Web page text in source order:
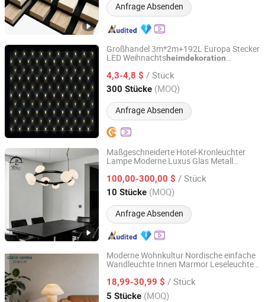
Anfrage Absenden
Großhandel 3m*2m+192L Europa Stecker
LED Weihnachtsheimdekoration
4,3-4,8 $ / Stück
300 Stücke (MOQ)
Anfrage Absenden
Yiwu Winful Artware Limited
Zhejiang, China Seit 2025
Maßgeschneiderte Hotel-Kronleuchter
Lampe Moderne Luxus Glas Metall
Kronleuchter
100,00-300,00 $ / Stück
10 Stücke (MOQ)
Anfrage Absenden
Zhongshan DLSS Lighting CO., LTD.
Guangdong, China Seit 2016
Moderne Wohnkultur Nordische einfache
Wandleuchte Innen Marmor Leseleuchte
18,99-30,99 $ / Stück
5 Stücke (MOQ)
Zhongshan Ocean Smart Lighting Co., Ltd
Guangdong, China Seit 2011